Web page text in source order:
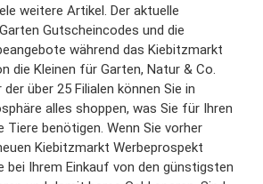
weitere Artikel. Der aktuelle
Gutscheincodes und die
während das Kiebitzmarkt
die Kleinen für Garten, Natur & Co.
über 25 Filialen können Sie in
alles shoppen, was Sie für Ihren
Tiere benötigen. Wenn Sie vorher
Kiebitzmarkt Werbeprospekt
bei Ihrem Einkauf von den günstigsten